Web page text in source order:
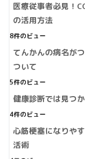
医療従事者必見！
の活用方法
8件のビュー
てんかんの病名が
ついて
5件のビュー
健康診断では見つ
4件のビュー
心筋梗塞になりや
活術